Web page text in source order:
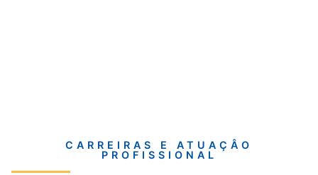
CARREIRAS E ATUAÇÂO
PROFISSIONAL